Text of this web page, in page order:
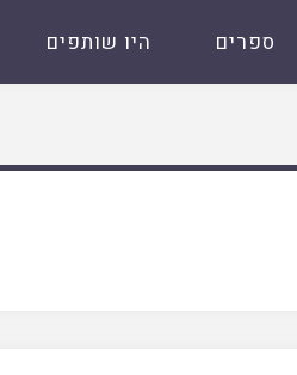
ספרים היו שותפים